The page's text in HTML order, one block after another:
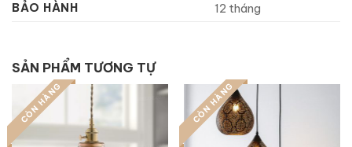
BẢO HÀNH
12 tháng
SẢN PHẨM TƯƠNG TỰ
CÒN HÀNG CÒN HÀNG